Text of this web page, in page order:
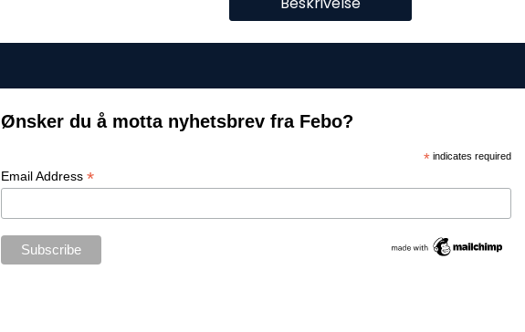
Ønsker du å motta nyhetsbrev fra Febo?
*indicates required
Email Address *